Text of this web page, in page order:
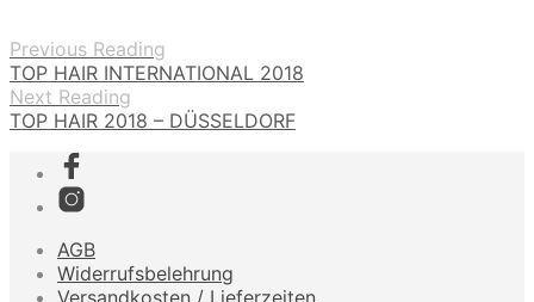
Previous Reading
TOP HAIR INTERNATIONAL 2018
Next Reading
TOP HAIR 2018 – DÜSSELDORF
AGB
Widerrufsbelehrung
Versandkosten / Lieferzeiten